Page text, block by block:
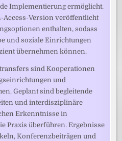
Implementierung ermöglicht.
Access-Version veröffentlicht
enthalten, sodass
und soziale Einrichtungen
übernehmen können.
sind Kooperationen
und
Geplant sind begleitende
und interdisziplinäre
Erkenntnisse in
Praxis überführen. Ergebnisse
Konferenzbeiträgen und